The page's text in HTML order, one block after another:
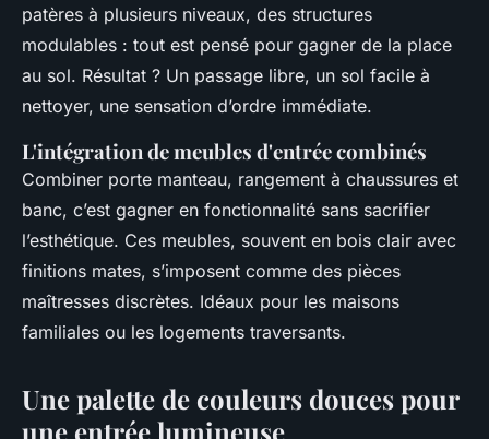
patères à plusieurs niveaux, des structures
modulables : tout est pensé pour gagner de la place
au sol. Résultat ? Un passage libre, un sol facile à
nettoyer, une sensation d’ordre immédiate.
L'intégration de meubles d'entrée combinés
Combiner porte manteau, rangement à chaussures et
banc, c’est gagner en fonctionnalité sans sacrifier
l’esthétique. Ces meubles, souvent en bois clair avec
finitions mates, s’imposent comme des pièces
maîtresses discrètes. Idéaux pour les maisons
familiales ou les logements traversants.
Une palette de couleurs douces pour
une entrée lumineuse